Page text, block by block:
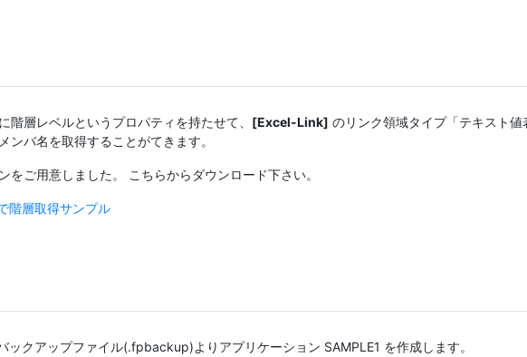
階層レベルというプロパティを持たせて、 [Excel-Link] のリンク領域タイプ「テキスト
ンバ名を取得することがてきます。
をご用意しました。 こちらからダウンロード下さい。
階層取得サンプル
ックアップファイル(.fpbackup)よりアプリケーション SAMPLE1 を作成します。